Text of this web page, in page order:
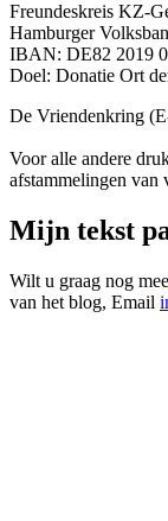
Freundeskreis KZ-
Hamburger
IBAN: DE82 2019
Doel: Donatie Ort
De Vriendenkring
Voor alle andere
afstammelingen van
Mijn tekst
Wilt u graag nog
van het blog, Email